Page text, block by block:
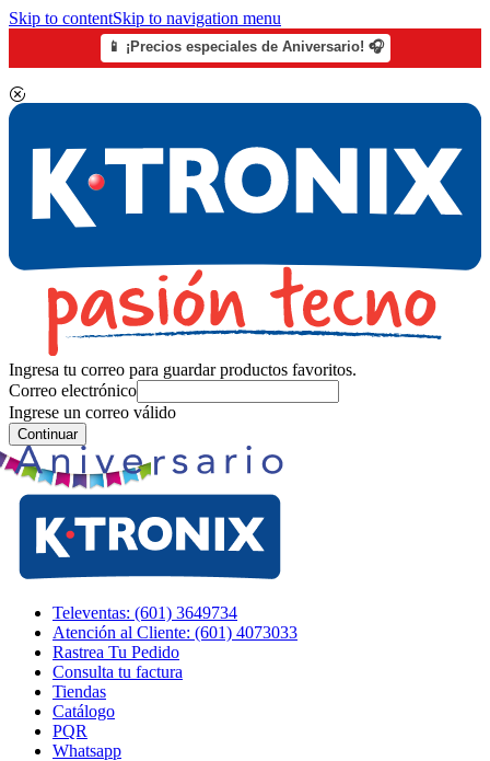
Skip to contentSkip to navigation menu
📱 ¡Precios especiales de Aniversario! 🎧
Ingresa tu correo para guardar productos favoritos.
Correo electrónico
Ingrese un correo válido
Continuar
Televentas: (601) 3649734
Atención al Cliente: (601) 4073033
Rastrea Tu Pedido
Consulta tu factura
Tiendas
Catálogo
PQR
Whatsapp